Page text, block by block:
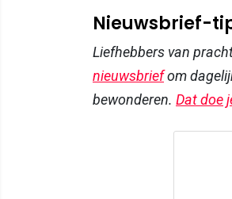
Nieuwsbrief-
Liefhebbers van
nieuwsbriefom
bewonderen. Dat doe